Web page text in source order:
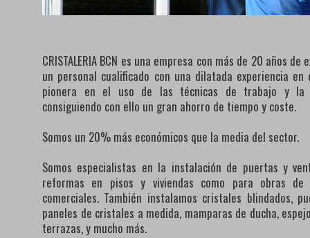
CRISTALERIA BCN es una empresa con más de 20 años
un personal cualificado con una dilatada experiencia en
pionera en el uso de las técnicas de trabajo y la
consiguiendo con ello un gran ahorro de tiempo y coste.
Somos un 20% más económicos que la media del sector.
Somos especialistas en la instalación de puertas y
reformas en pisos y viviendas como para obras
comerciales. También instalamos cristales blindados,
paneles de cristales a medida, mamparas de ducha,
terrazas, y mucho más.